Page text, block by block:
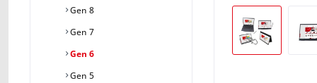
Gen 8
Gen 7
Gen 6
Gen 5